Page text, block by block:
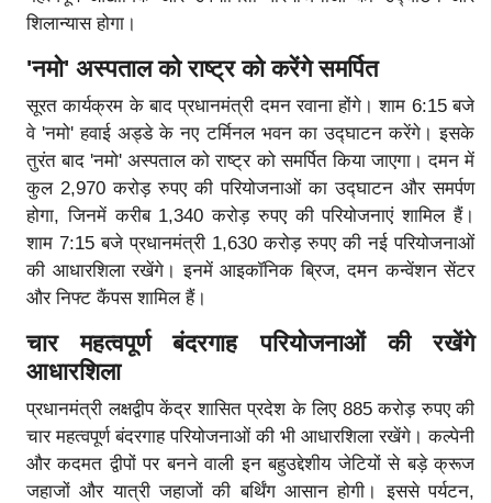
शिलान्यास होगा।
'नमो' अस्पताल को राष्ट्र को करेंगे समर्पित
सूरत कार्यक्रम के बाद प्रधानमंत्री दमन रवाना होंगे। शाम 6:15 बजे
वे 'नमो' हवाई अड्डे के नए टर्मिनल भवन का उद्घाटन करेंगे। इसके
तुरंत बाद 'नमो' अस्पताल को राष्ट्र को समर्पित किया जाएगा। दमन में
कुल 2,970 करोड़ रुपए की परियोजनाओं का उद्घाटन और समर्पण
होगा, जिनमें करीब 1,340 करोड़ रुपए की परियोजनाएं शामिल हैं।
शाम 7:15 बजे प्रधानमंत्री 1,630 करोड़ रुपए की नई परियोजनाओं
की आधारशिला रखेंगे। इनमें आइकॉनिक ब्रिज, दमन कन्वेंशन सेंटर
और निफ्ट कैंपस शामिल हैं।
चार महत्वपूर्ण बंदरगाह परियोजनाओं की रखेंगे
आधारशिला
प्रधानमंत्री लक्षद्वीप केंद्र शासित प्रदेश के लिए 885 करोड़ रुपए की
चार महत्वपूर्ण बंदरगाह परियोजनाओं की भी आधारशिला रखेंगे। कल्पेनी
और कदमत द्वीपों पर बनने वाली इन बहुउद्देशीय जेटियों से बड़े क्रूज
जहाजों और यात्री जहाजों की बर्थिंग आसान होगी। इससे पर्यटन,